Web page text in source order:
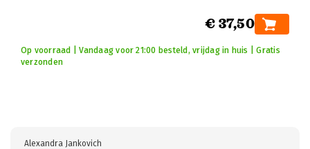
€ 37,50
Op voorraad | Vandaag voor 21:00 besteld, vrijdag in huis | Gratis
verzonden
Alexandra Jankovich